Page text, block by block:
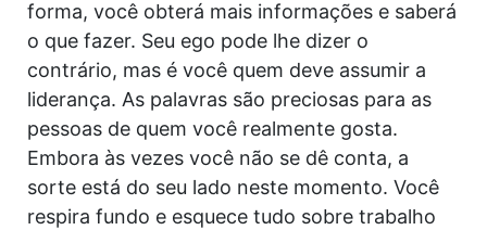
forma, você obterá mais informações e saberá
o que fazer. Seu ego pode lhe dizer o
contrário, mas é você quem deve assumir a
liderança. As palavras são preciosas para as
pessoas de quem você realmente gosta.
Embora às vezes você não se dê conta, a
sorte está do seu lado neste momento. Você
respira fundo e esquece tudo sobre trabalho